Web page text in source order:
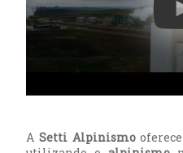
ASetti Alpinismooferece